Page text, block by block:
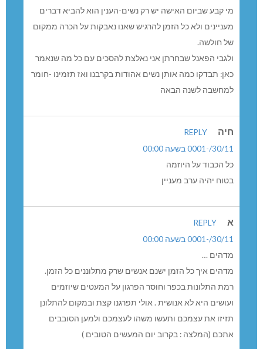
מי קבע שביום האישה יש רק נשים-הענין הוא להביא דברים
מעניינים ולא כל הזמן להרגיש שאנו נאבקות על הכרה ממקום
של חולשה.
ולגבי הפאנל שבחרתן אני נאלצת להסכים עם כל מה שנאמר
כאן: תבדקו כמה אותן נשים אהודות בקרבנו ואז תזמינו -חומר
למחשבה לשנה הבאה
חיה
REPLY
30/11/-0001 בשעה 00:00
כל הכבוד על היוזמה
בטוח יהיה ערב מעניין
א
REPLY
30/11/-0001 בשעה 00:00
מדהים …
מדהים איך כל הזמן ישנם אנשים שרק מתלוננים כל הזמן.
רמת התלונות בכפר וחוסר הפרגון על המעטים שיוזמים
ועושים היא לא אנושית . אולי תפרגנו קצת ובמקום להתלונן
תזיזו את עצמכם ותעשו משהו לעצמכם ולמען הסובבים
אתכם (המלצה : בקרוב יום המעשים הטובים )